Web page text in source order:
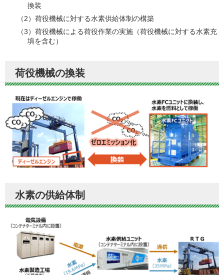
換装
（2）荷役機械に対する水素供給体制の構築
（3）荷役機械による荷役作業の実施（荷役機械に対する水素充
填を含む）
荷役機械の換装
水素の供給体制